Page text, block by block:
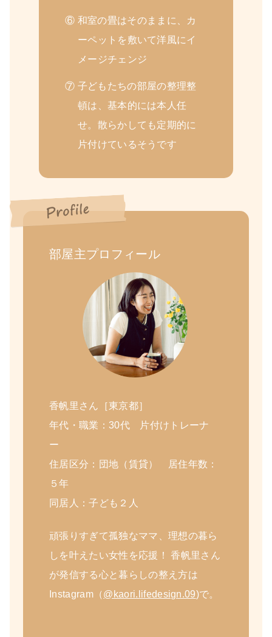
⑥ 和室の畳はそのままに、カ
ーペットを敷いて洋風にイ
メージチェンジ
⑦ 子どもたちの部屋の整理整
頓は、基本的には本人任
せ。散らかしても定期的に
片付けているそうです
部屋主プロフィール
香帆里さん［東京都］
年代・職業：30代 片付けトレーナ
ー
住居区分：団地（賃貸） 居住年数：
５年
同居人：子ども２人
頑張りすぎて孤独なママ、理想の暮ら
しを叶えたい女性を応援！ 香帆里さん
が発信する心と暮らしの整え方は
Instagram（@kaori.lifedesign.09)で。